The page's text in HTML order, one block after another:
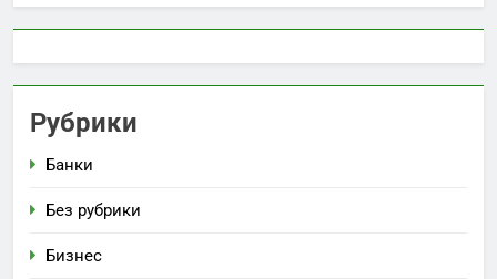
Рубрики
Банки
Без рубрики
Бизнес